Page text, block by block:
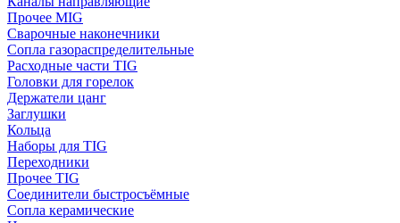
Прочее MIG
Сварочные наконечники
Сопла газораспределительные
Расходные части TIG
Головки для горелок
Держатели цанг
Заглушки
Кольца
Наборы для TIG
Переходники
Прочее TIG
Соединители быстросъёмные
Сопла керамические